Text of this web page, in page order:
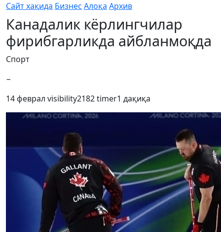
Сайт хақида Бизнес Алоқа Архив
Канадалик кёрлингчилар
фирибгарликда айбланмоқда
Спорт
−
14 феврал visibility2182timer1 дақиқа